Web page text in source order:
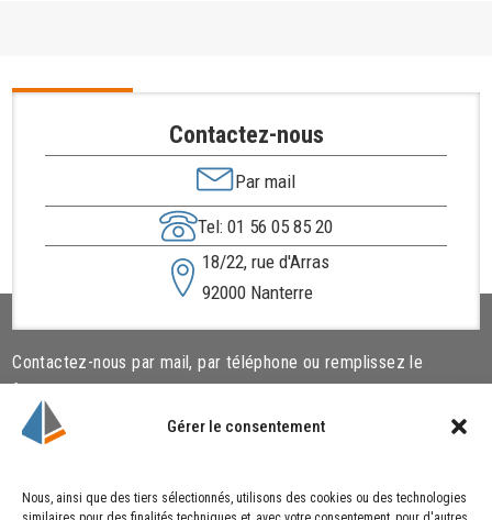
Gérer le consentement
Nous, ainsi que des tiers sélectionnés, utilisons des cookies ou des technologies
Contactez-nous
Par mail
Tel: 01 56 05 85 20
18/22, rue d'Arras
92000 Nanterre
Contactez-nous par mail, par téléphone ou remplissez le
Liens utiles Cookies